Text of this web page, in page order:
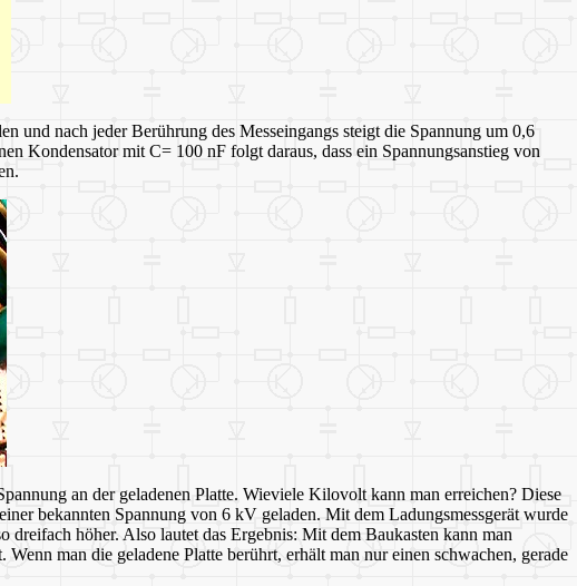
und nach jeder Berührung des Messeingangs steigt die Spannung um 0,6
Kondensator mit C= 100 nF folgt daraus, dass ein Spannungsanstieg von
an der geladenen Platte. Wieviele Kilovolt kann man erreichen? Diese
bekannten Spannung von 6 kV geladen. Mit dem Ladungsmessgerät wurde
höher. Also lautet das Ergebnis: Mit dem Baukasten kann man
man die geladene Platte berührt, erhält man nur einen schwachen, gerade